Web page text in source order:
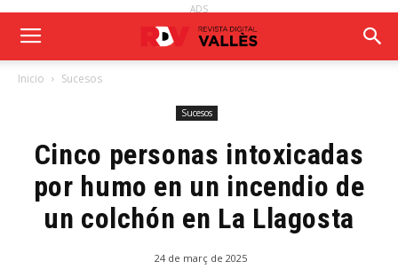
ADS
Inicio Sucesos
Sucesos
Cinco personas intoxicadas
por humo en un incendio de
un colchón en La Llagosta
24 de març de 2025